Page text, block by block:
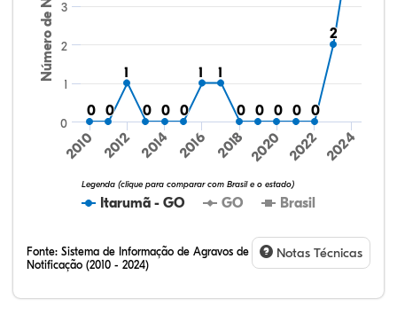
0
0 0
0
11
0
0 0
0 0
0
11 11
0
0 0
0 0
0 0
0 0
0
2
2
Itarumã - GO GO Brasil
Legenda (clique para comparar com Brasil e o estado)
2010 2012 2014 2016 2018 2020 2022 2024
0
1
2
3
Fonte: Sistema de Informação de Agravos de
Notificação (2010 - 2024)
Notas Técnicas
24,61%
7,79%
0,99%
65,97%
0,10%
0,54%
32,57%
9,24%
0,46%
54,88%
1,27%
1,56%